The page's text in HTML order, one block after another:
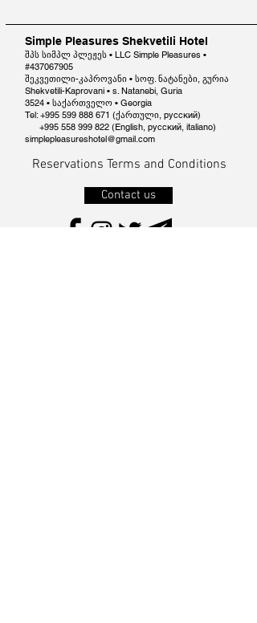
Simple Pleasures Shekvetili Hotel
შპს სიმპლ პლეჟეს • LLC Simple Pleasures •
#437067905
შეკვეთილი-კაპროვანი • სოფ. ნატანები, გურია
Shekvetili-Kaprovani • s. Natanebi, Guria
3524 • საქართველო • Georgia
Tel: +995 599 888 671 (ქართული, русский)
+995 558 999 822 (English, русский, italiano)
simplepleasureshotel@gmail.com
Reservations Terms and Conditions
Contact us